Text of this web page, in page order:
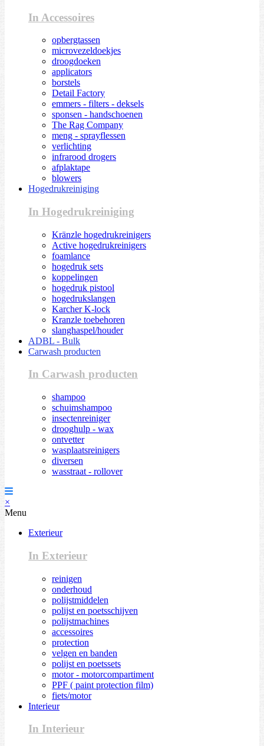
In Accessoires
opbergtassen
microvezeldoekjes
droogdoeken
applicators
borstels
Detail Factory
emmers - filters - deksels
sponsen - handschoenen
The Rag Company
meng - sprayflessen
verlichting
infrarood drogers
afplaktape
blowers
Hogedrukreiniging
In Hogedrukreiniging
Kränzle hogedrukreinigers
Active hogedrukreinigers
foamlance
hogedruk sets
koppelingen
hogedruk pistool
hogedrukslangen
Karcher K-lock
Kranzle toebehoren
slanghaspel/houder
ADBL - Bulk
Carwash producten
In Carwash producten
shampoo
schuimshampoo
insectenreiniger
drooghulp - wax
ontvetter
wasplaatsreinigers
diversen
wasstraat - rollover
×
Menu
Exterieur
In Exterieur
reinigen
onderhoud
polijstmiddelen
polijst en poetsschijven
polijstmachines
accessoires
protection
velgen en banden
polijst en poetssets
motor - motorcompartiment
PPF ( paint protection film)
fiets/motor
Interieur
In Interieur